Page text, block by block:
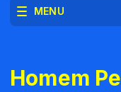
MENU
Homem